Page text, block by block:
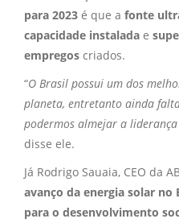
para 2023 é que a fonte
capacidade instalada e
empregos criados.
“O Brasil possui um dos
planeta, entretanto ainda
podermos almejar a
disse ele.
Já Rodrigo Sauaia, CEO da
avanço da energia solar no
para o desenvolvimento